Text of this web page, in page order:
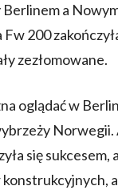
a
200
zezłomowane.
oglądać w
się sukcesem,